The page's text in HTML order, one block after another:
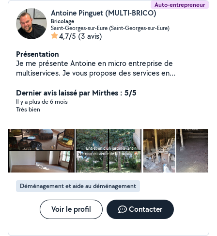
Auto-entrepreneur
Antoine Pinguet (MULTI-BRICO)
Bricolage
Saint-Georges-sur-Eure (Saint-Georges-sur-Eure)
4,7/5 (3 avis)
Présentation
Je me présente Antoine en micro entreprise de
multiservices. Je vous propose des services en
service a la personne ( SAP) déduction fiscale 50%.
N'hésitez pas à me contacter.
Dernier avis laissé par Mirthes : 5/5
Il y a plus de 6 mois
Très bien
Déménagement et aide au déménagement
Voir le profil Contacter